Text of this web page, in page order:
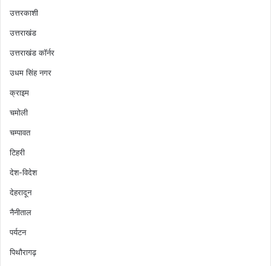
उत्तरकाशी
उत्तराखंड
उत्तराखंड कॉर्नर
उधम सिंह नगर
क्राइम
चमोली
चम्पावत
टिहरी
देश-विदेश
देहरादून
नैनीताल
पर्यटन
पिथौरागढ़